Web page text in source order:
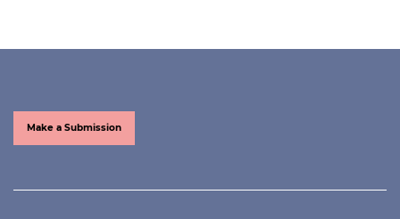
Make a Submission